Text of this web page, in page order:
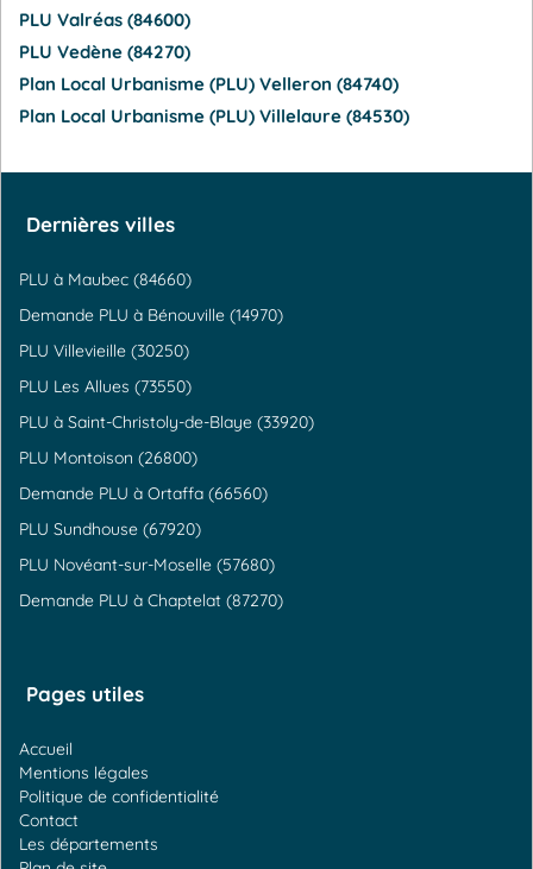
PLU Valréas (84600)
PLU Vedène (84270)
Plan Local Urbanisme (PLU) Velleron (84740)
Plan Local Urbanisme (PLU) Villelaure (84530)
Dernières villes
PLU à Maubec (84660)
Demande PLU à Bénouville (14970)
PLU Villevieille (30250)
PLU Les Allues (73550)
PLU à Saint-Christoly-de-Blaye (33920)
PLU Montoison (26800)
Demande PLU à Ortaffa (66560)
PLU Sundhouse (67920)
PLU Novéant-sur-Moselle (57680)
Demande PLU à Chaptelat (87270)
Pages utiles
Accueil
Mentions légales
Politique de confidentialité
Contact
Les départements